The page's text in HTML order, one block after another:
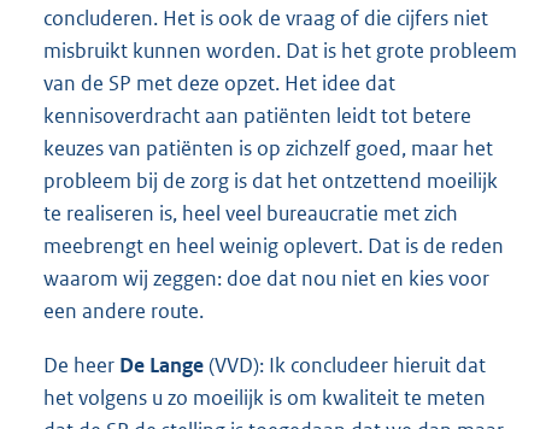
concluderen. Het is ook de vraag of die cijfers niet
misbruikt kunnen worden. Dat is het grote probleem
van de SP met deze opzet. Het idee dat
kennisoverdracht aan patiënten leidt tot betere
keuzes van patiënten is op zichzelf goed, maar het
probleem bij de zorg is dat het ontzettend moeilijk
te realiseren is, heel veel bureaucratie met zich
meebrengt en heel weinig oplevert. Dat is de reden
waarom wij zeggen: doe dat nou niet en kies voor
een andere route.
De heer De Lange(VVD): Ik concludeer hieruit dat
het volgens u zo moeilijk is om kwaliteit te meten